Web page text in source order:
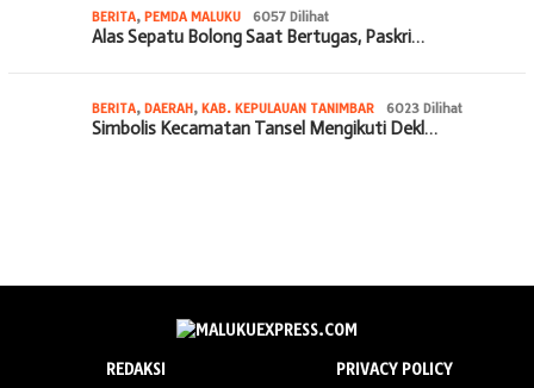
BERITA, PEMDA MALUKU 6057 Dilihat
Alas Sepatu Bolong Saat Bertugas, Paskri…
BERITA, DAERAH, KAB. KEPULAUAN TANIMBAR 6023 Dilihat
Simbolis Kecamatan Tansel Mengikuti Dekl…
REDAKSI PRIVACY POLICY